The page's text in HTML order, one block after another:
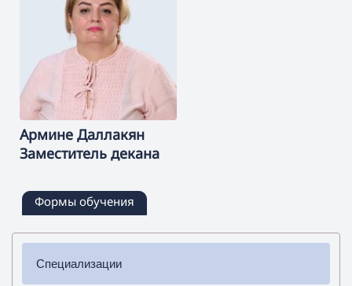
Армине Даллакян
Заместитель декана
Формы обучения
Специализации